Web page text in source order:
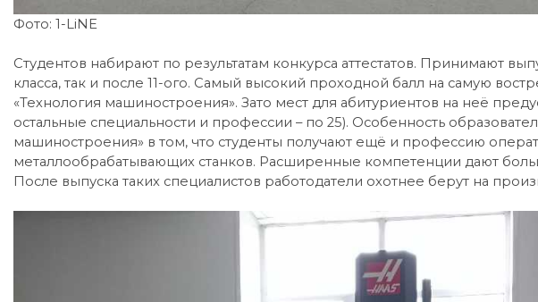
Фото: 1-LiNE
Студентов набирают по результатам конкурса аттестатов. Принимают
класса, так и после 11-ого. Самый высокий проходной балл на самую
«Технология машиностроения». Зато мест для абитуриентов на неё
остальные специальности и профессии – по 25). Особенность
машиностроения» в том, что студенты получают ещё и профессию
металлообрабатывающих станков. Расширенные компетенции дают
После выпуска таких специалистов работодатели охотнее берут на